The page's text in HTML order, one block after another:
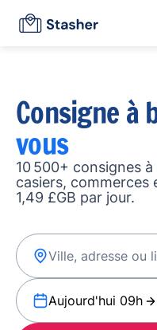
Consigne à
vous
10 500+ consignes
casiers,
1,49 £GB par jour.
Aujourd'hui 09h